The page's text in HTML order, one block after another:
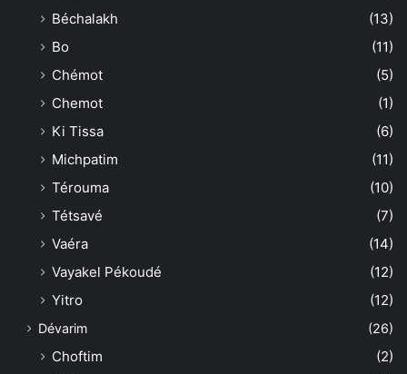
Béchalakh
(13)
Bo
(11)
Chémot
(5)
Chemot
(1)
Ki Tissa
(6)
Michpatim
(11)
Térouma
(10)
Tétsavé
(7)
Vaéra
(14)
Vayakel Pékoudé
(12)
Yitro
(12)
Dévarim (26)
Choftim
(2)